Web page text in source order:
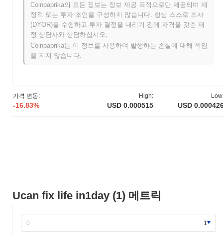
Ucan fix life in1day (1) 메트릭
1
가격 변동:
-16.83%
High:
USD 0.000515 USD
Ucan fix life in1day의 가격 범위 기록은 무엇인가요?
역대 최고가(ATH):$0.007978
역대 최저가(ATL):
Ucan fix life in1day는 현재 ATH보다
니다 .
Ucan fix life in1day의 시가총액은 약 $425 685.00
, 시장 규모별로
니다.
Coinpaprika의 모든 정보는 정보 제공 목적으로만 제공되며 재
정적 또는 투자 조언을 구성하지 않습니다. 항상 스스로 조사
(DYOR)를 수행하고 투자 결정을 내리기 전에 자격을 갖춘 재
정 상담사와 상담하십시오.
Coinpaprika는 이 정보를 사용하여 발생하는 손실에 대해 책임
을 지지 않습니다.